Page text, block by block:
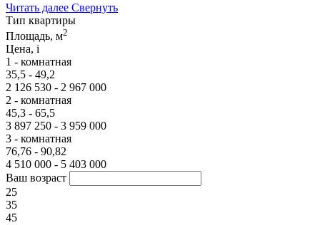
Читать далее Свернуть
Тип квартиры
Площадь, м2
Цена, i
1 - комнатная
35,5 - 49,2
2 126 530 - 2 967 000
2 - комнатная
45,3 - 65,5
3 897 250 - 3 959 000
3 - комнатная
76,76 - 90,82
4 510 000 - 5 403 000
Ваш возраст
25
35
45